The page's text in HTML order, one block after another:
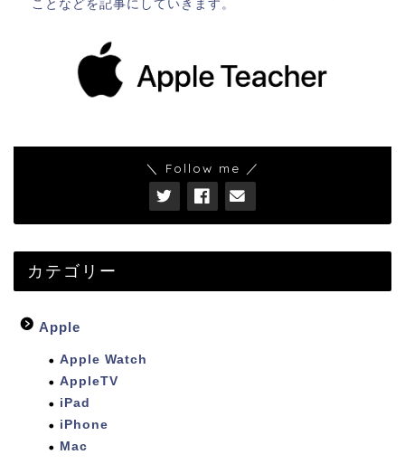
ことなどを記事にしていきます。
＼ Follow me ／
カテゴリー
Apple
Apple Watch
AppleTV
iPad
iPhone
Mac